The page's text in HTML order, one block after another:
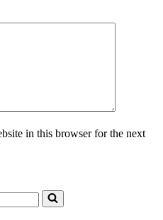
in this browser for the next